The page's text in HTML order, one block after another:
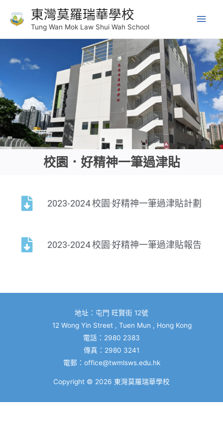
東灣莫羅瑞華學校
Tung Wan Mok Law Shui Wah School
校園．好精神一筆過津貼
2023-2024 校園·好精神一筆過津貼計劃
2023-2024 校園·好精神一筆過津貼報告
地址：屯門 旺賢街 12號
12 Wong Yin Street , Tuen Mun , Hong Kong
電話：2980 2383
傳真：2980 3241
電郵： office@twmlsws.edu.hk
Copyright © 2026 東灣莫羅瑞華學校